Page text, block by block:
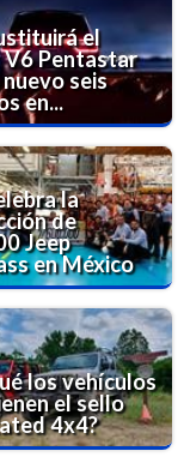
el
Pentastar
seis
en...
la
de
Jeep
en México
los vehículos
el sello
4x4?